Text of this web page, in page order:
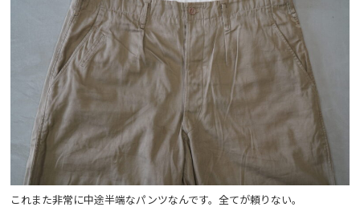
これまた非常に中途半端なパンツなんです。全てが頼りない。